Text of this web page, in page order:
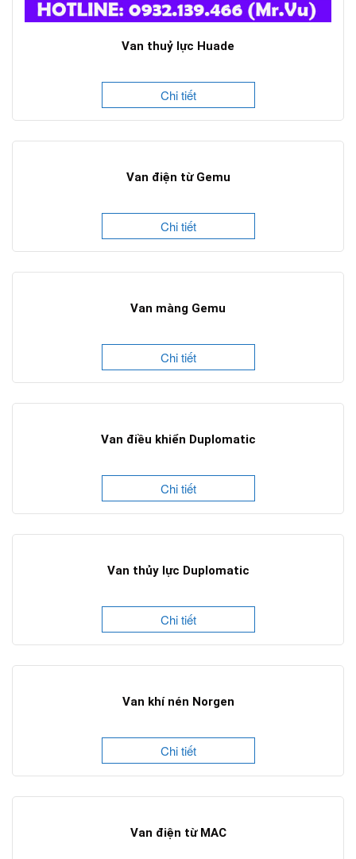
Van thuỷ lực Huade
Chi tiết
Van điện từ Gemu
Chi tiết
Van màng Gemu
Chi tiết
Van điều khiển Duplomatic
Chi tiết
Van thủy lực Duplomatic
Chi tiết
Van khí nén Norgen
Chi tiết
Van điện từ MAC